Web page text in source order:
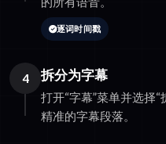
逐词时间戳
4 拆分为字幕
打开“字幕”菜单并选择
精准的字幕段落。